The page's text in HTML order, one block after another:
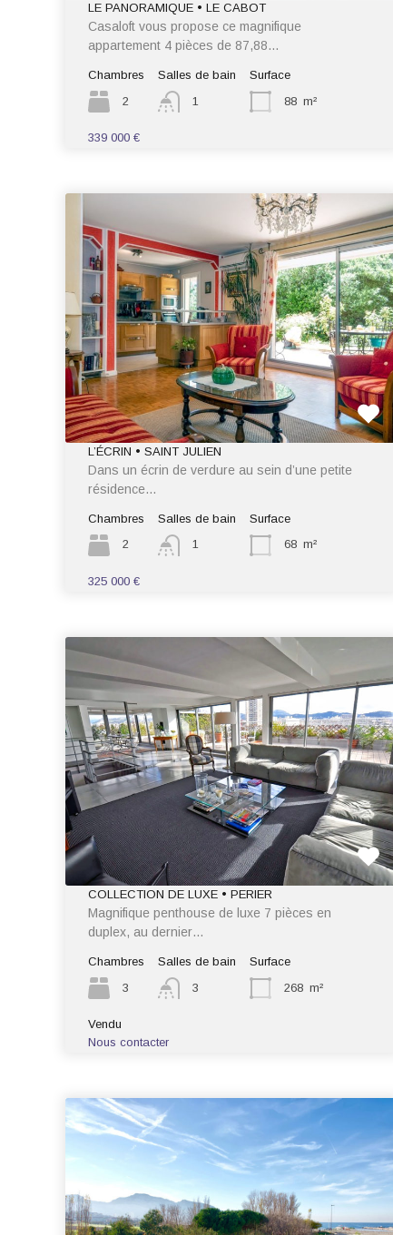
LE PANORAMIQUE • LE CABOT
Casaloft vous propose ce magnifique
appartement 4 pièces de 87,88…
Chambres
2
Salles de bain
1
Surface
88 m²
339 000 €
L’ÉCRIN • SAINT JULIEN
Dans un écrin de verdure au sein d’une petite
résidence…
Chambres
2
Salles de bain
1
Surface
68 m²
325 000 €
COLLECTION DE LUXE • PERIER
Magnifique penthouse de luxe 7 pièces en
duplex, au dernier…
Chambres
3
Salles de bain
3
Surface
268 m²
Vendu
Nous contacter